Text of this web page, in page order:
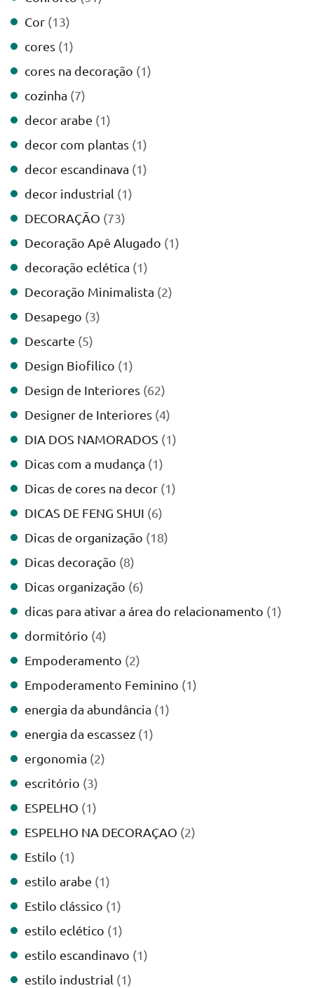
Cor (13)
cores (1)
cores na decoração (1)
cozinha (7)
decor arabe (1)
decor com plantas (1)
decor escandinava (1)
decor industrial (1)
DECORAÇÃO (73)
Decoração Apê Alugado (1)
decoração eclética (1)
Decoração Minimalista (2)
Desapego (3)
Descarte (5)
Design Biofilico (1)
Design de Interiores (62)
Designer de Interiores (4)
DIA DOS NAMORADOS (1)
Dicas com a mudança (1)
Dicas de cores na decor (1)
DICAS DE FENG SHUI (6)
Dicas de organização (18)
Dicas decoração (8)
Dicas organização (6)
dicas para ativar a área do relacionamento (1)
dormitório (4)
Empoderamento (2)
Empoderamento Feminino (1)
energia da abundância (1)
energia da escassez (1)
ergonomia (2)
escritório (3)
ESPELHO (1)
ESPELHO NA DECORAÇAO (2)
Estilo (1)
estilo arabe (1)
Estilo clássico (1)
estilo eclético (1)
estilo escandinavo (1)
estilo industrial (1)